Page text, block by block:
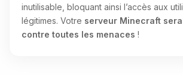
inutilisable, bloquant ainsi l’accès aux
légitimes. Votre serveur Minecraft
contre toutes les menaces !